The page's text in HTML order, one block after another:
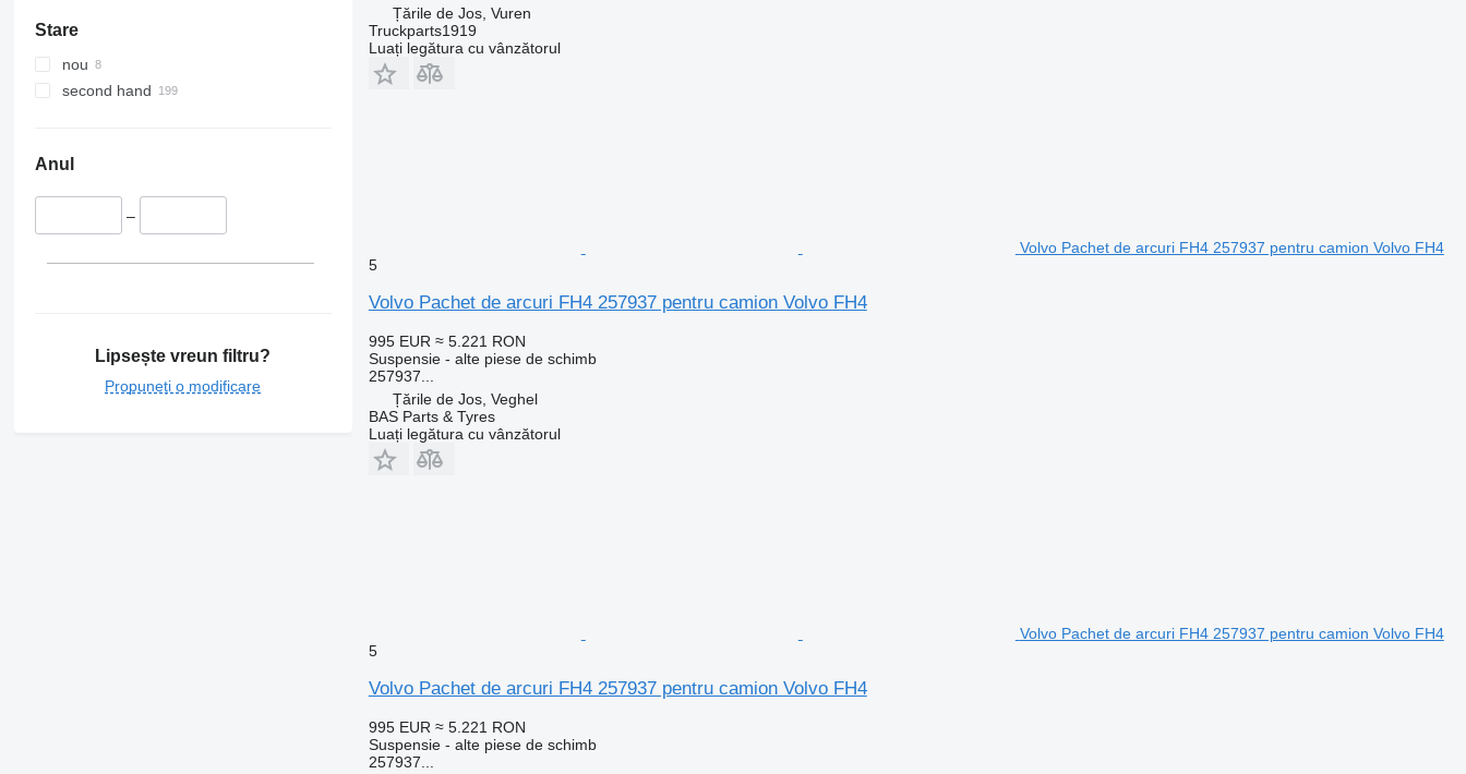
Stare
nou
second hand
Anul
–
Lipsește vreun filtru?
Propuneți o modificare
Țările de Jos, Vuren
Truckparts1919
Luați legătura cu vânzătorul
Volvo Pachet de arcuri FH4 257937 pentru camion Volvo FH4
5
Volvo Pachet de arcuri FH4 257937 pentru camion Volvo FH4
995 EUR ≈ 5.221 RON
Suspensie - alte piese de schimb
257937...
Țările de Jos, Veghel
BAS Parts & Tyres
Luați legătura cu vânzătorul
Volvo Pachet de arcuri FH4 257937 pentru camion Volvo FH4
5
Volvo Pachet de arcuri FH4 257937 pentru camion Volvo FH4
995 EUR ≈ 5.221 RON
Suspensie - alte piese de schimb
257937...